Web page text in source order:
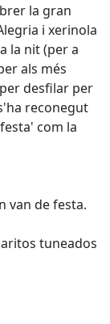
la gran
i xerinola
la nit (per a
als més
desfilar per
reconegut
com la
van de festa.
tuneados